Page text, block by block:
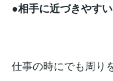
●相手に近づきやす
仕事の時にでも周り